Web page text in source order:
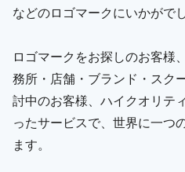
などのロゴマークにいかがで
ロゴマークをお探しのお客様
務所・店舗・ブランド・スク
討中のお客様、ハイクオリテ
ったサービスで、世界に一つ
ます。